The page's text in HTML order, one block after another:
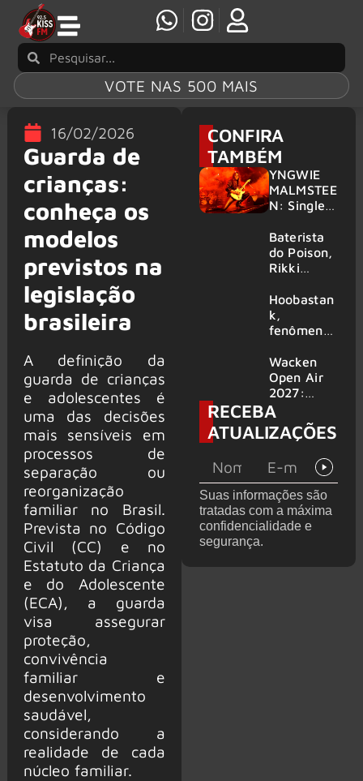
VOTE NAS 500 MAIS
16/02/2026
Guarda de
crianças:
conheça os
modelos
previstos na
legislação
brasileira
A definição da
guarda de crianças
e adolescentes é
uma das decisões
mais sensíveis em
processos de
separação ou
reorganização
familiar no Brasil.
Prevista no Código
Civil (CC) e no
Estatuto da Criança
e do Adolescente
(ECA), a guarda
visa assegurar
proteção,
convivência
familiar e
desenvolvimento
saudável,
considerando a
realidade de cada
núcleo familiar.
CONFIRA
TAMBÉM
YNGWIE
MALMSTEE
N: Single
Never’ e
novo disco
são
Baterista
do Poison,
Rikki
realizará
drum clinic
especial
Jersey
Hoobastan
k,
fenômeno
rock anos
2000,
volta ao
Brasil para
6 shows
Wacken
Open Air
2027:
festival
amplia
line-up e
confirma
mais de 50
bandas
RECEBA
ATUALIZAÇÕES
Suas informações são
tratadas com a máxima
confidencialidade e
segurança.